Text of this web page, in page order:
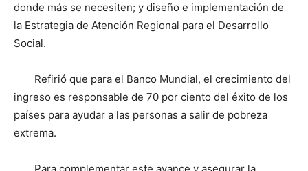
donde más se necesiten; y diseño e implementación de
la Estrategia de Atención Regional para el Desarrollo
Social.
Refirió que para el Banco Mundial, el crecimiento del
ingreso es responsable de 70 por ciento del éxito de los
países para ayudar a las personas a salir de pobreza
extrema.